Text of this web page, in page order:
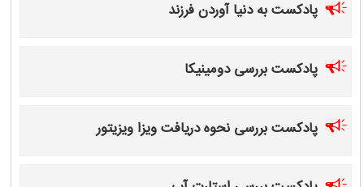
پادکست به دنیا آوردن فرزند
پادکست بررسی دومینیکا
پادکست بررسی نحوه دریافت ویزا ویزیتور